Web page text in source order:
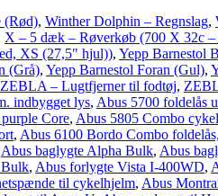
(Rød), Winther Dolphin – Regnslag,
X – 5 dæk – Røverkøb (700 X 32c
XS (27,5" hjul)), Yepp Barnestol
(Grå), Yepp Barnestol Foran (Gul),
ZEBLA – Lugtfjerner til fodtøj,
indbygget lys, Abus 5700 foldelås
Core, Abus 5805 Combo
, Abus 6100 Bordo Combo
Abus baglygte Alpha Bulk, Abus
, Abus forlygte Vista I-400WD,
til cykelhjelm, Abus